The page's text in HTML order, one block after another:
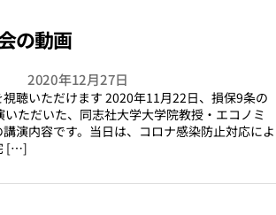
の動画
2020年12月27日
聴いただけます 2020年11月22日、損保9条の
ただいた、同志社大学大学院教授・エコノミ
演内容です。当日は、コロナ感染防止対応によ
[…]